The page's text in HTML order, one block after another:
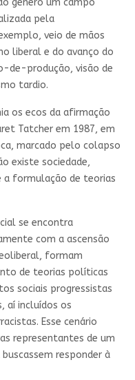
gênero um campo
pela
veio de mãos
liberal e do avanço do
de-produção, visão de
tardio.
os ecos da afirmação
Tatcher em 1987, em
marcado pelo colapso
existe sociedade,
a formulação de teorias
se encontra
com a ascensão
formam
de teorias políticas
sociais progressistas
aí incluídos os
Esse cenário
representantes de um
responder à